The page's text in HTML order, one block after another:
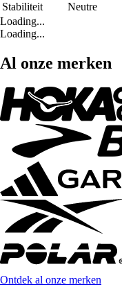
Stabiliteit
Neutre
Loading...
Loading...
Al onze merken
Ontdek al onze merken